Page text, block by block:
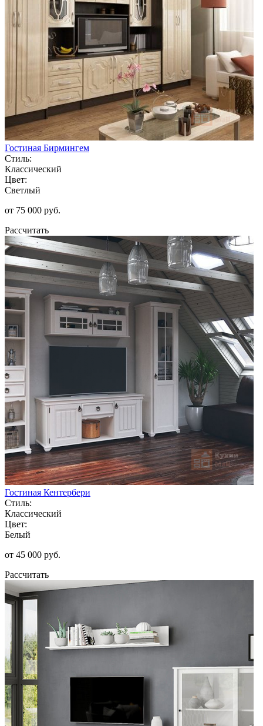
Гостиная Бирмингем
Стиль:
Классический
Цвет:
Светлый
от 75 000 руб.
Рассчитать
Гостиная Кентербери
Стиль:
Классический
Цвет:
Белый
от 45 000 руб.
Рассчитать